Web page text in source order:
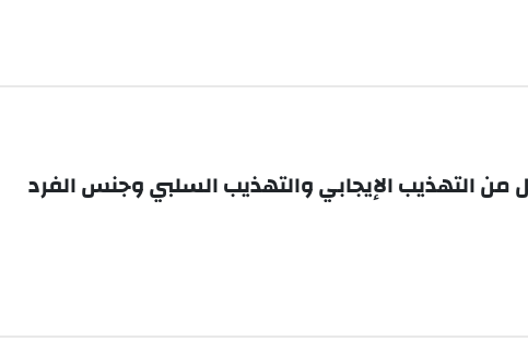
كل من التهذيب الإيجابي والتهذيب السلبي وجنس الفرد